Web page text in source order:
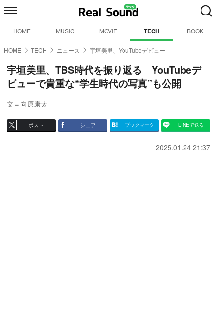
HOME MUSIC MOVIE TECH BOOK
HOME TECH ニュース 宇垣美里、YouTubeデビュー
宇垣美里、TBS時代を振り返る YouTubeデ
ビューで貴重な“学生時代の写真”も公開
文＝向原康太
ポスト シェア ブックマーク LINEで送る
2025.01.24 21:37